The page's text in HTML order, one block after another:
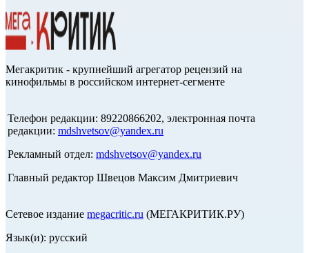
Мегакритик - крупнейший агрегатор рецензий на
кинофильмы в российском интернет-сегменте
Телефон редакции: 89220866202, электронная почта
редакции: mdshvetsov@yandex.ru
Рекламный отдел: mdshvetsov@yandex.ru
Главный редактор Швецов Максим Дмитриевич
Сетевое издание megacritic.ru (МЕГАКРИТИК.РУ)
Язык(и): русский